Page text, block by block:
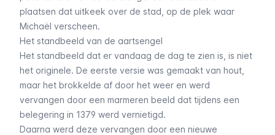
plaatsen dat uitkeek over de stad, op de plek waar
Michaël verscheen.
Het standbeeld van de aartsengel
Het standbeeld dat er vandaag de dag te zien is, is niet
het originele. De eerste versie was gemaakt van hout,
maar het brokkelde af door het weer en werd
vervangen door een marmeren beeld dat tijdens een
belegering in 1379 werd vernietigd.
Daarna werd deze vervangen door een nieuwe